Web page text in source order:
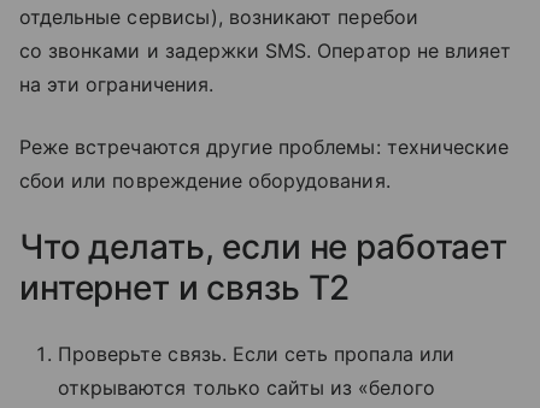
отдельные сервисы), возникают перебои
со звонками и задержки SMS. Оператор не влияет
на эти ограничения.
Реже встречаются другие проблемы: технические
сбои или повреждение оборудования.
Что делать, если не работает
интернет и связь T2
Проверьте связь. Если сеть пропала или
открываются только сайты из «белого